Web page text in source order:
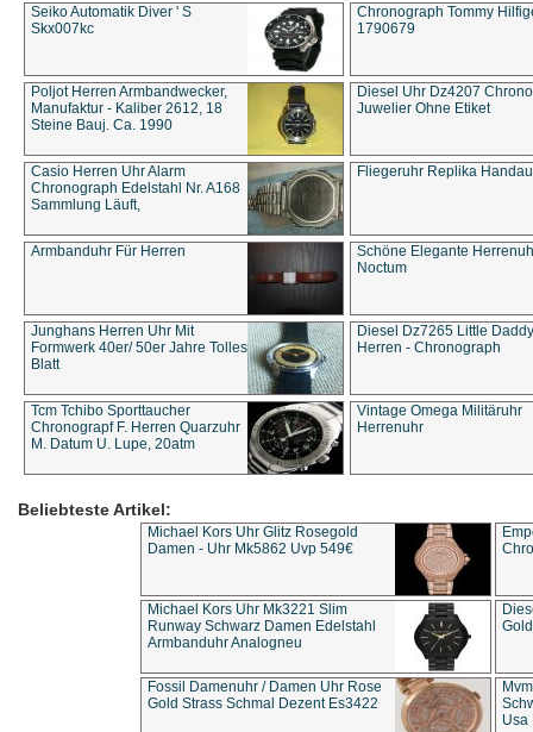
Seiko Automatik Diver ' S
Skx007kc
Chronograph Tommy
1790679
Poljot Herren Armbandwecker,
Manufaktur - Kaliber 2612, 18
Steine Bauj. Ca. 1990
Diesel Uhr Dz4207
Juwelier Ohne Etiket
Casio Herren Uhr Alarm
Chronograph Edelstahl Nr. A168
Sammlung Läuft,
Fliegeruhr Replika
Armbanduhr Für Herren
Schöne Elegante
Noctum
Junghans Herren Uhr Mit
Formwerk 40er/ 50er Jahre Tolles
Blatt
Diesel Dz7265 Little Daddy
Herren - Chronograph
Tcm Tchibo Sporttaucher
Chronograpf F. Herren Quarzuhr
M. Datum U. Lupe, 20atm
Vintage Omega Militäruhr
Herrenuhr
Beliebteste Artikel:
Michael Kors Uhr Glitz Rosegold
Damen - Uhr Mk5862 Uvp 549€
Michael Kors Uhr Mk3221 Slim
Runway Schwarz Damen Edelstahl
Armbanduhr Analogneu
Fossil Damenuhr / Damen Uhr Rose
Gold Strass Schmal Dezent Es3422
Usa